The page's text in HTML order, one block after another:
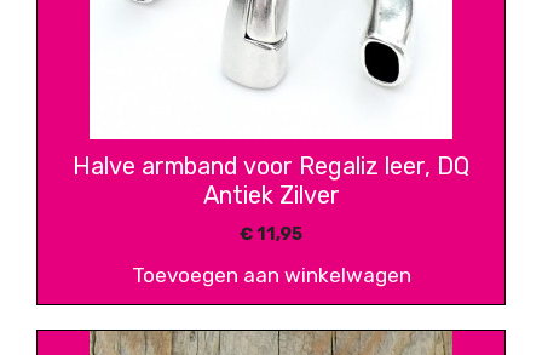
Halve armband voor Regaliz leer, DQ
Antiek Zilver
€11,95
Toevoegen aan winkelwagen